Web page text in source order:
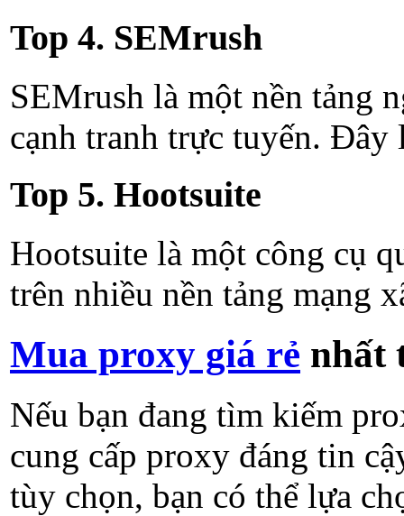
Top 4. SEMrush
SEMrush là một nền tảng
cạnh tranh trực tuyến.
Top 5. Hootsuite
Hootsuite là một công cụ
trên nhiều nền tảng mạng
Mua proxy giá rẻ nhất
Nếu bạn đang tìm kiếm
cung cấp proxy đáng tin
tùy chọn, bạn có thể lựa